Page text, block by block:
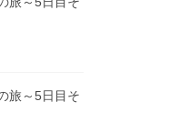
旅～5日目そ